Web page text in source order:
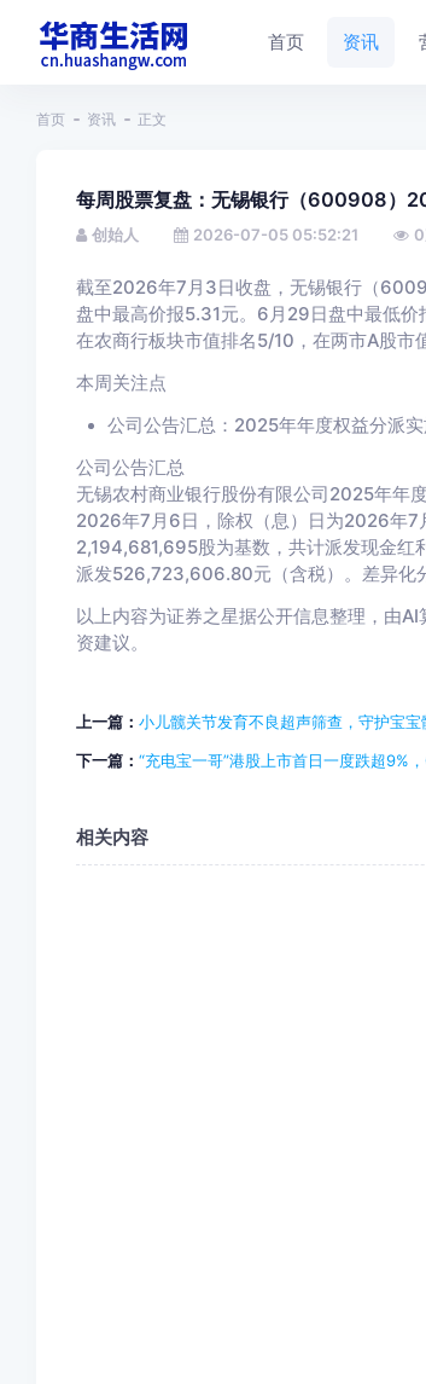
首页 资讯
首页 资讯 正文
每周股票复盘：无锡银行（600908）
创始人 2026-07-05 05:52:21 0
截至2026年7月3日收盘，无锡银行（
盘中最高价报5.31元。6月29日盘中最低价
在农商行板块市值排名5/10，在两市A股市
本周关注点
公司公告汇总：2025年年度权益分派
公司公告汇总
无锡农村商业银行股份有限公司2025年年
2026年7月6日，除权（息）日为2026年7
2,194,681,695股为基数，共计派发现金
派发526,723,606.80元（含税）。差异化
以上内容为证券之星据公开信息整理，由
资建议。
上一篇： 小儿髋关节发育不良超声筛查，守护宝宝
下一篇： “充电宝一哥”港股上市首日一度跌超9%
相关内容